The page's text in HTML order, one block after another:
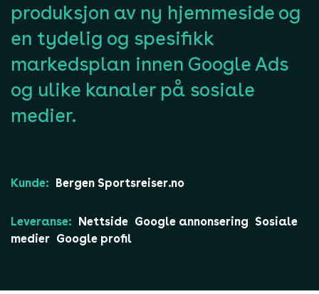
produksjon av ny hjemmeside og
en tydelig og spesifikk
markedsplan innen Google Ads
og ulike kanaler på sosiale
medier.
Kunde: Bergen Sportsreiser.no
Leveranse: Nettside Google annonsering Sosiale
medier Google profil